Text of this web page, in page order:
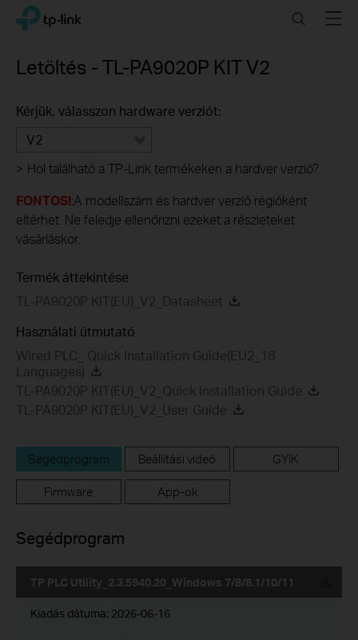
Click
navigation
TP-Link, Reliably Smart SearchMenu
Letöltés -TL-PA9020P KITV2
Kérjük, válasszon hardware verziót:
V2
> Hol található a TP-Link termékeken a hardver verzió?
FONTOS!:A modellszám és hardver verzió régióként
eltérhet. Ne feledje ellenőrizni ezeket a részleteket
vásárláskor.
Termék áttekintése
TL-PA9020P KIT(EU)_V2_Datasheet
Használati útmutató
Wired PLC_ Quick Installation Guide(EU2_18
Languages)
TL-PA9020P KIT(EU)_V2_Quick Installation Guide
TL-PA9020P KIT(EU)_V2_User Guide
Segédprogram Beállítási videó GYIK
Firmware App-ok
Segédprogram
TP PLC Utility_2.3.5940.20_Windows 7/8/8.1/10/11
Kiadás dátuma: 2026-06-16